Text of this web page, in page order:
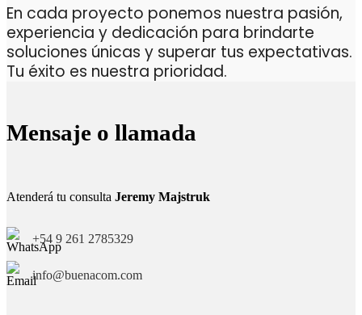
En cada proyecto ponemos nuestra pasión,
experiencia y dedicación para brindarte
soluciones únicas y superar tus expectativas.
Tu éxito es nuestra prioridad.
Mensaje o llamada
Atenderá tu consulta Jeremy Majstruk
+54 9 261 2785329
info@buenacom.com